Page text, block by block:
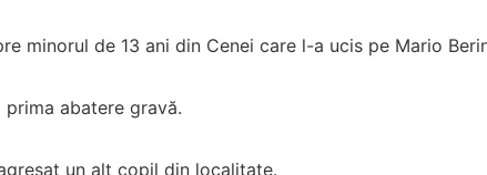
minorul de 13 ani din Cenei care l-a ucis pe Mario
abatere gravă.
un alt copil din localitate.